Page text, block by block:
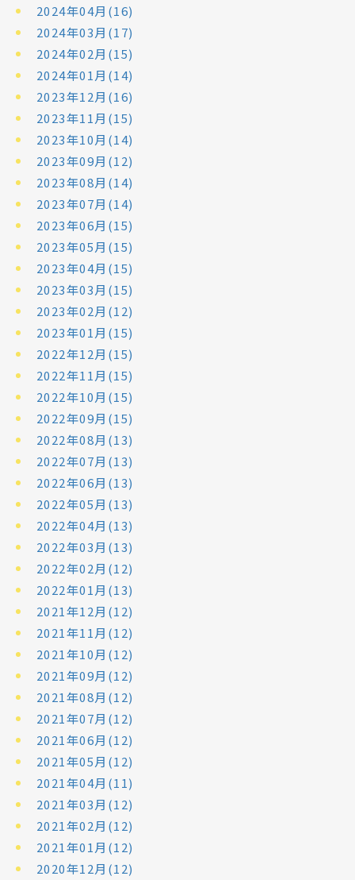
2024年04月(16)
2024年03月(17)
2024年02月(15)
2024年01月(14)
2023年12月(16)
2023年11月(15)
2023年10月(14)
2023年09月(12)
2023年08月(14)
2023年07月(14)
2023年06月(15)
2023年05月(15)
2023年04月(15)
2023年03月(15)
2023年02月(12)
2023年01月(15)
2022年12月(15)
2022年11月(15)
2022年10月(15)
2022年09月(15)
2022年08月(13)
2022年07月(13)
2022年06月(13)
2022年05月(13)
2022年04月(13)
2022年03月(13)
2022年02月(12)
2022年01月(13)
2021年12月(12)
2021年11月(12)
2021年10月(12)
2021年09月(12)
2021年08月(12)
2021年07月(12)
2021年06月(12)
2021年05月(12)
2021年04月(11)
2021年03月(12)
2021年02月(12)
2021年01月(12)
2020年12月(12)